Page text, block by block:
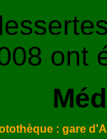
ont
: gare